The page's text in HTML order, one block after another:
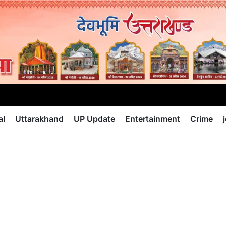
Uttarakhand UP Update Entertainment Crime